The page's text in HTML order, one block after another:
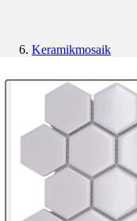
Keramikmosaik